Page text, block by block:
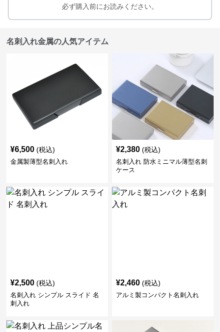
必ず購入前にお読みください。
名刺入れ金属の人気アイテム
¥6,500 (税込)
金属製薄型名刺入れ
¥2,380 (税込)
名刺入れ 防水ミニマル薄型名刺
ケース
¥2,500 (税込)
名刺入れ シンプル スライド 名
刺入れ
¥2,460 (税込)
アルミ製コンパクト名刺入れ